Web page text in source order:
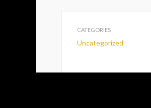
CATEGORIES
Uncategorized